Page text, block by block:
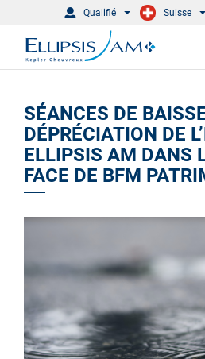
Qualifié Suisse
SÉANCES DE
DÉPRÉCIATION DE
ELLIPSIS AM DANS
FACE DE BFM